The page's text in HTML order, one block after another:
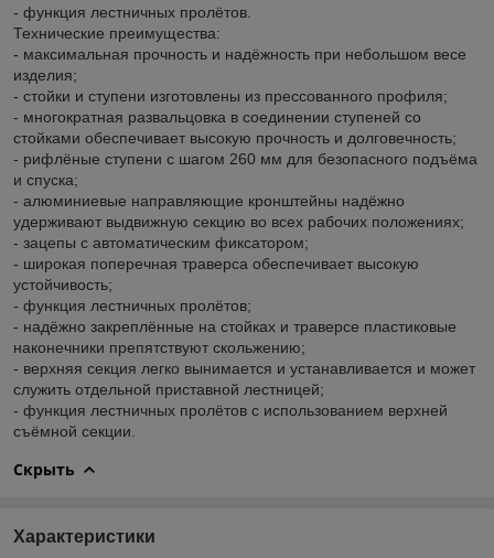
- функция лестничных пролётов.
Технические преимущества:
- максимальная прочность и надёжность при небольшом весе
изделия;
- стойки и ступени изготовлены из прессованного профиля;
- многократная развальцовка в соединении ступеней со
стойками обеспечивает высокую прочность и долговечность;
- рифлёные ступени с шагом 260 мм для безопасного подъёма
и спуска;
- алюминиевые направляющие кронштейны надёжно
удерживают выдвижную секцию во всех рабочих положениях;
- зацепы с автоматическим фиксатором;
- широкая поперечная траверса обеспечивает высокую
устойчивость;
- функция лестничных пролётов;
- надёжно закреплённые на стойках и траверсе пластиковые
наконечники препятствуют скольжению;
- верхняя секция легко вынимается и устанавливается и может
служить отдельной приставной лестницей;
- функция лестничных пролётов с использованием верхней
съёмной секции.
Скрыть
Характеристики